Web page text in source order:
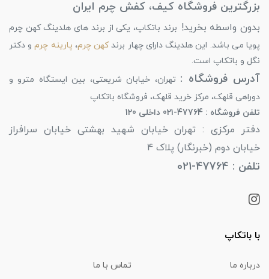
بزرگترین فروشگاه کیف، کفش چرم ایران
بدون واسطه بخرید! برند باتکاپ، یکی از برند های هلدینگ کهن چرم
پویا می باشد. این هلدینگ دارای چهار برندکهن چرم، پارینه چرمو دکتر
نگل و باتکاپ است.
آدرس فروشگاه : تهران، خیابان شریعتی، بین ایستگاه مترو و
دوراهی قلهک، مرکز خرید قلهک، فروشگاه باتکاپ
تلفن فروشگاه : 47764-021 داخلی 120
دفتر مرکزی : تهران خیابان شهید بهشتی خیابان سرافراز
خیابان دوم (خبرنگار) پلاک 4
تلفن : 47764-021
با باتکاپ
درباره ما تماس با ما